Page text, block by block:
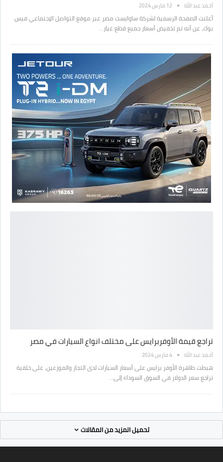
أحمد عبد الله 12 مارس 2024
أعلنت الصفحة الرسمية لشركة ساوايست مصر عبر موقع التواصل الإجتماعي فيس
بوك، عن أنه تم تخفيض أسعار جميع قطع غيار…
تراجع قيمة الأوفربرايس على مختلف انواع السيارات في مصر
أحمد عبد الله 4 مارس 2024
هبطت ظاهرة الأوفر برايس على أسعار السيارات لدى التجار والموزعين، على خلفية
تراجع سعر الدولار في السوق السوداء إلى…
تحميل المزيد من المقالات